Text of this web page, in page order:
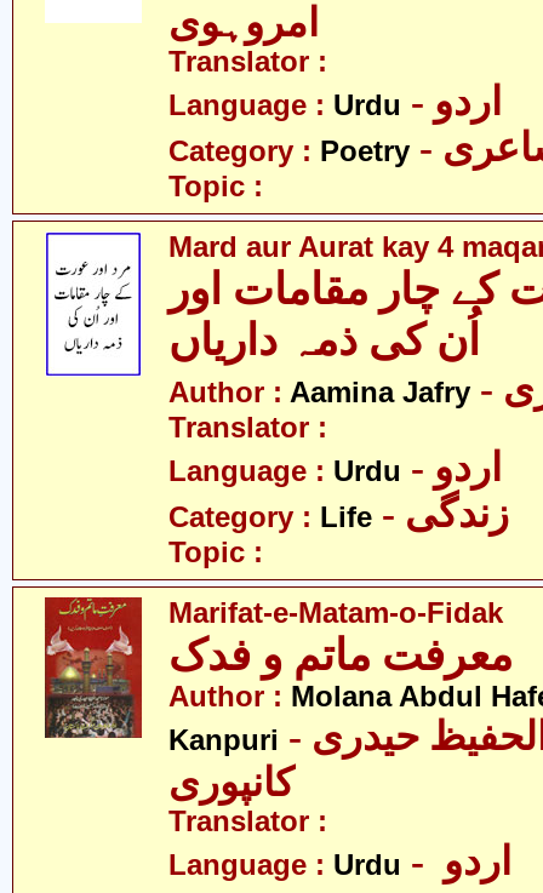
امروہوی
Translator :
Language : Urdu - اردو
Category : Poetry
Topic :
Mard aur Aurat kay 4
کے چار مقامات اور
اُن کی ذمہ داریاں
Author : Aamina Jafry
Translator :
Language : Urdu - اردو
Category : Life - زندگی
Topic :
Marifat-e-Matam-o-Fidak
معرفت ماتم و فدک
Author : Molana Abdul
Kanpuri - مولانا عبدالحفیظ حیدری
کانپوری
Translator :
Language : Urdu